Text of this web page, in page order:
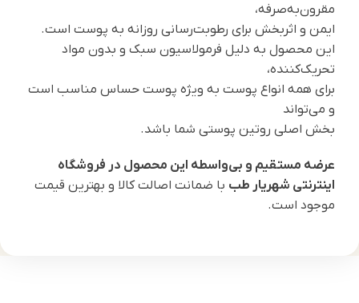
مقرون‌به‌صرفه،
ایمن و اثربخش برای رطوبت‌رسانی روزانه به پوست است.
این محصول به دلیل فرمولاسیون سبک و بدون مواد
تحریک‌کننده،
برای همه انواع پوست به ویژه پوست حساس مناسب است
و می‌تواند
بخش اصلی روتین پوستی شما باشد.
عرضه مستقیم و بی‌واسطه این محصول در فروشگاه
اینترنتی شهریار طب با ضمانت اصالت کالا و بهترین قیمت
موجود است.